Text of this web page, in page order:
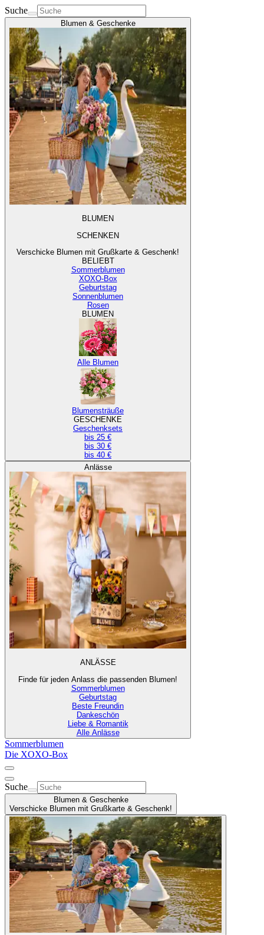
Suche
Blumen & Geschenke
BLUMEN
SCHENKEN
Verschicke Blumen mit Grußkarte & Geschenk!
BELIEBT
Sommerblumen
XOXO-Box
Geburtstag
Sonnenblumen
Rosen
BLUMEN
Alle Blumen
Blumensträuße
GESCHENKE
Geschenksets
bis 25 €
bis 30 €
bis 40 €
Anlässe
ANLÄSSE
Finde für jeden Anlass die passenden Blumen!
Sommerblumen
Geburtstag
Beste Freundin
Dankeschön
Liebe & Romantik
Alle Anlässe
Sommerblumen
Die XOXO-Box
Suche
Blumen & Geschenke
Verschicke Blumen mit Grußkarte & Geschenk!